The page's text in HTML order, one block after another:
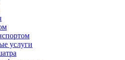
услуги